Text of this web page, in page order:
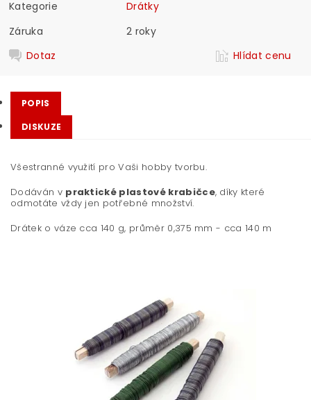
Kategorie
Drátky
Záruka
2 roky
Dotaz
Hlídat cenu
POPIS
DISKUZE
Všestranné využití pro Vaši hobby tvorbu.
Dodáván v praktické plastové krabičce, díky které
odmotáte vždy jen potřebné množství.
Drátek o váze cca 140 g, průměr 0,375 mm - cca 140 m